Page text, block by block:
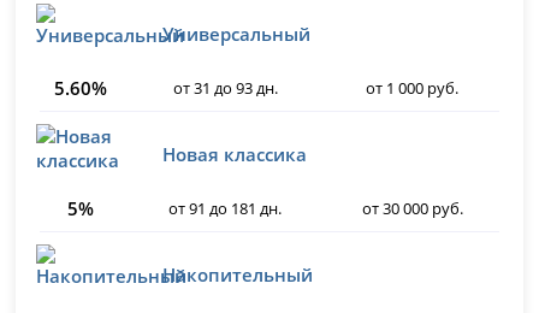
Универсальный
5.60% от 31 до 93 дн. от 1 000 руб.
Новая классика
5% от 91 до 181 дн. от 30 000 руб.
Накопительный